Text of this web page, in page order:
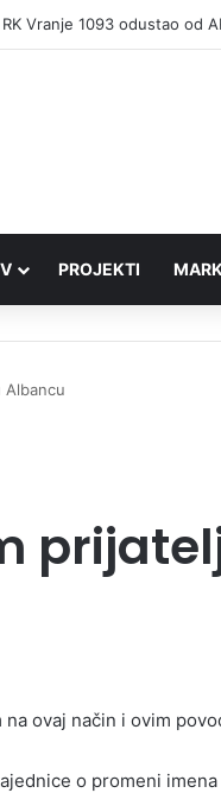
Ambasador Slovačke u
PROJEKTI
Albancu
ovaj način i ovim
o promeni